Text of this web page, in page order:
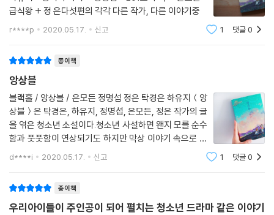
고 거짓과 위선을 밝혀내는 과정을 그린다. 하유지 작품 『진짜든 가짜든』
은 집에서 스마트폰을 쓰지 않겠다는 약속을 어긴 엄마와 딸이 서로 역할
을 바꿔 살게 되면서 벌어지는 일을 통해 한국 사회에서 워킹맘이 어떠한
연대는 조화로이 연결된 마음과 마음으로 서로의 곁을 채우는 것이다. 곁
에 있는 것만으로도 예사롭지 않은 힘을 발휘하게 만드는 마법과도 같다.
이 시대를 함께 겪기로 한 소녀들과 소년들의 앙상블을 응원하자. 직접 손
을 맞잡아 주지는 못하겠지만 그들의 서사에 공감하는 것만으로 우리는 새
로운 연대를 이어 나갈 수 있다.
급식왕 + 정 은다섯편의 각각 다른 작가, 다른 이야기중
r****p 2020.05.17. 신고 1 댓글0
종이책
앙상블
블랙홀 / 앙상블 / 은모든 정명섭 정은 탁경은 하유지＜앙
상블＞은 탁경은, 하유지, 정명섭, 은모든, 정은 작가의 글
을 엮은 청소년 소설이다.청소년 사설하면 왠지 모를 순수
함과 풋풋함이 연상되기도 하지만 막상 이야기 속으로 들
어가 보면 그런 풋내 나는 이야기보단 낭만 따위 느낄 새
d****i 2020.05.17. 신고 1 댓글0
종이책
우리아이들이 주인공이 되어 펼치는 청소년 드라마 같은 이야기